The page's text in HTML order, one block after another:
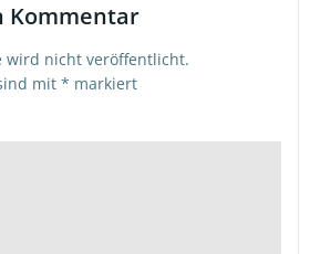
Kommentar
wird nicht veröffentlicht.
mit * markiert